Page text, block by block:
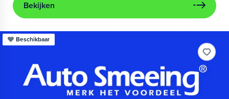
Bekijken
Beschikbaar